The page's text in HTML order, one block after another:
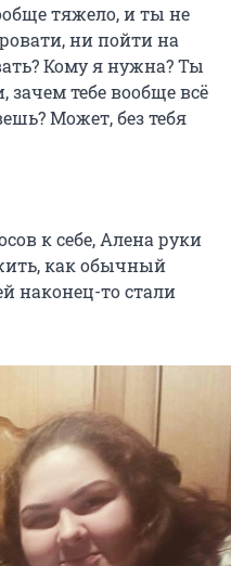
тяжело, и ты не
ни пойти на
Кому я нужна? Ты
тебе вообще всё
Может, без тебя
к себе, Алена руки
как обычный
наконец-то стали